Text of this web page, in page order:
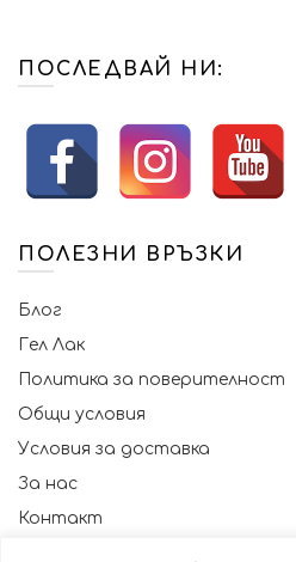
ПОСЛЕДВАЙ НИ:
ПОЛЕЗНИ ВРЪЗКИ
Блог
Гел Лак
Политика за поверителност
Общи условия
Условия за доставка
За нас
Контакт